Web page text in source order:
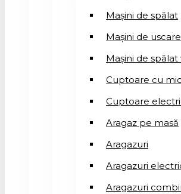
Mașini de spălat
Mașini de uscare
Mașini de spălat
Cuptoare cu
Cuptoare
Aragaz pe masă
Aragazuri
Aragazuri
Aragazuri